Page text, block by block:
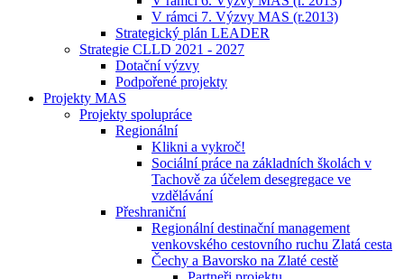
V rámci 7. Výzvy MAS (r.2013)
Strategický plán LEADER
Strategie CLLD 2021 - 2027
Dotační výzvy
Podpořené projekty
Projekty MAS
Projekty spolupráce
Regionální
Klikni a vykroč!
Sociální práce na základních školách v
Tachově za účelem desegregace ve
vzdělávání
Přeshraniční
Regionální destinační management
venkovského cestovního ruchu Zlatá cesta
Čechy a Bavorsko na Zlaté cestě